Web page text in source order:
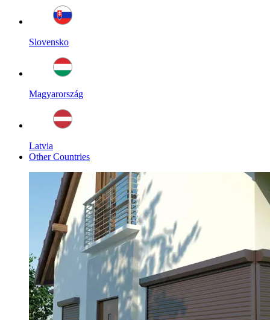
Slovensko
Magyarország
Latvia
Other Countries